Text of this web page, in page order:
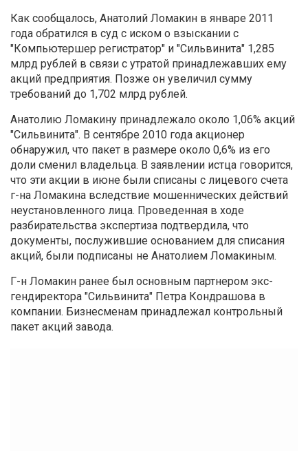
Как сообщалось, Анатолий Ломакин в январе 2011
года обратился в суд с иском о взыскании с
"Компьютершер регистратор" и "Сильвинита" 1,285
млрд рублей в связи с утратой принадлежавших ему
акций предприятия. Позже он увеличил сумму
требований до 1,702 млрд рублей.
Анатолию Ломакину принадлежало около 1,06% акций
"Сильвинита". В сентябре 2010 года акционер
обнаружил, что пакет в размере около 0,6% из его
доли сменил владельца. В заявлении истца говорится,
что эти акции в июне были списаны с лицевого счета
г-на Ломакина вследствие мошеннических действий
неустановленного лица. Проведенная в ходе
разбирательства экспертиза подтвердила, что
документы, послужившие основанием для списания
акций, были подписаны не Анатолием Ломакиным.
Г-н Ломакин ранее был основным партнером экс-
гендиректора "Сильвинита" Петра Кондрашова в
компании. Бизнесменам принадлежал контрольный
пакет акций завода.